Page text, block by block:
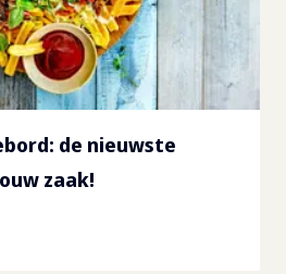
de nieuwste
zaak!